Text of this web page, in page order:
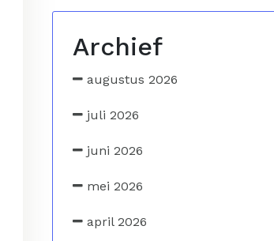
Archief
augustus 2026
juli 2026
juni 2026
mei 2026
april 2026